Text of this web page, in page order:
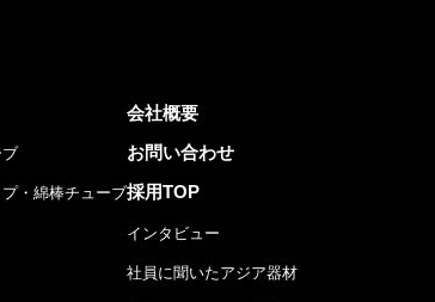
・綿棒チューブ
会社概要
お問い合わせ
採用TOP
インタビュー
社員に聞いたアジア器材